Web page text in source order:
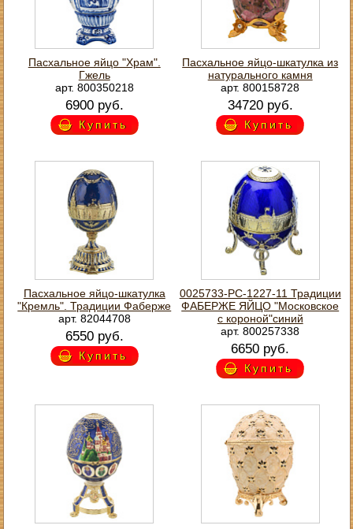
Пасхальное яйцо "Храм".
Гжель
арт. 800350218
6900 руб.
Купить
Пасхальное яйцо-шкатулка из
натурального камня
арт. 800158728
34720 руб.
Купить
Пасхальное яйцо-шкатулка
"Кремль". Традиции Фаберже
арт. 82044708
6550 руб.
Купить
0025733-РС-1227-11 Традиции
ФАБЕРЖЕ ЯЙЦО "Московское
с короной"синий
арт. 800257338
6650 руб.
Купить